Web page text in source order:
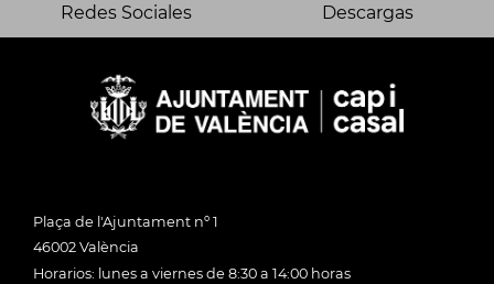
Redes Sociales Descargas
Plaça de l'Ajuntament nº 1
46002 València
Horarios: lunes a viernes de 8:30 a 14:00 horas